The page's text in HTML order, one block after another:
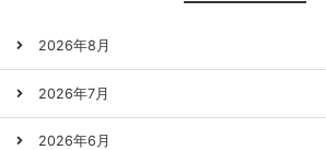
2026年8月
2026年7月
2026年6月